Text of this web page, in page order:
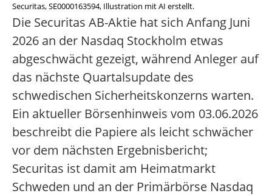
Securitas, SE0000163594, Illustration mit AI erstellt.
Die Securitas AB-Aktie hat sich Anfang Juni
2026 an der Nasdaq Stockholm etwas
abgeschwächt gezeigt, während Anleger auf
das nächste Quartalsupdate des
schwedischen Sicherheitskonzerns warten.
Ein aktueller Börsenhinweis vom 03.06.2026
beschreibt die Papiere als leicht schwächer
vor dem nächsten Ergebnisbericht;
Securitas ist damit am Heimatmarkt
Schweden und an der Primärbörse Nasdaq